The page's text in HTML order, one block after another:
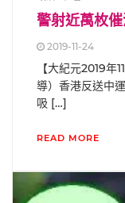
警射近萬枚
2019-11-24
【大紀元2019年
導）香港反送中
吸 […]
READ MORE